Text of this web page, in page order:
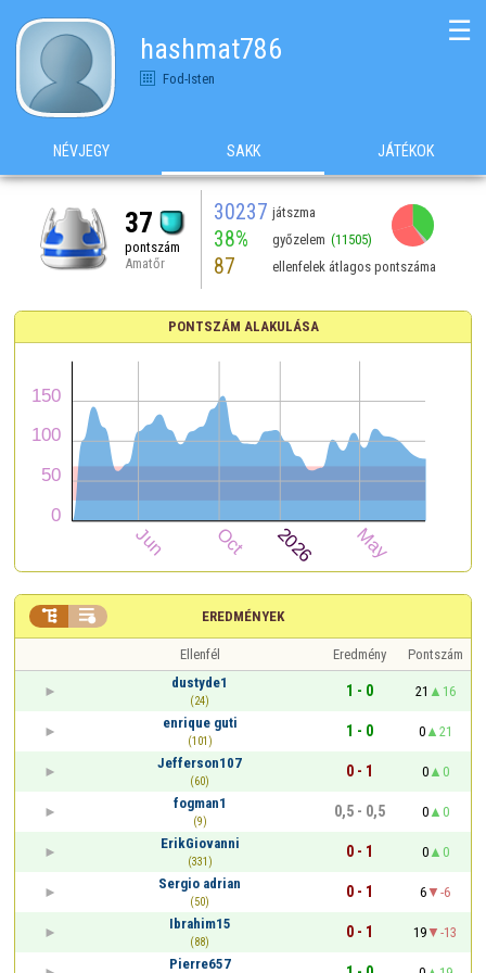
hashmat786
Fod-Isten
☰
NÉVJEGY SAKK JÁTÉKOK
37
pontszám
Amatőr
30237 játszma
38% győzelem (11505)
87 ellenfelek átlagos pontszáma
PONTSZÁM ALAKULÁSA
EREDMÉNYEK
 
Ellenfél Eredmény
Pontszám
dustyde1
(24)
1 - 0 21
16
enrique guti
(101)
1 - 0 0
21
Jefferson107
(60)
0 - 1 0
0
fogman1
(9)
0,5 - 0,5 0
0
ErikGiovanni
(331)
0 - 1 0
0
Sergio adrian
(50)
0 - 1 6
-6
Ibrahim15
(88)
0 - 1 19
-13
Pierre657